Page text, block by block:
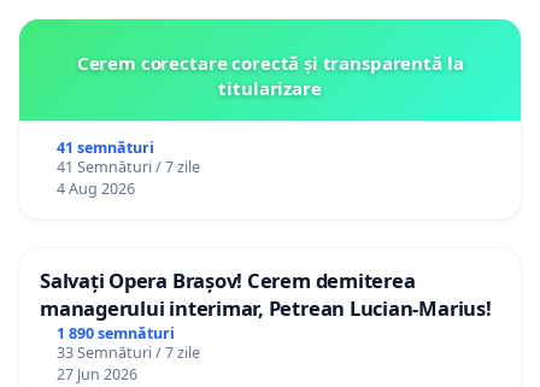
Cerem corectare corectă și transparentă la
titularizare
41 semnături
41 Semnături / 7 zile
4 Aug 2026
Salvați Opera Brașov! Cerem demiterea
managerului interimar, Petrean Lucian-Marius!
1 890 semnături
33 Semnături / 7 zile
27 Jun 2026